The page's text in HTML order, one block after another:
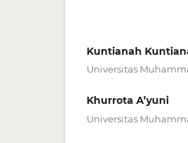
Kuntianah
Universitas
Khurrota A’yuni
Universitas